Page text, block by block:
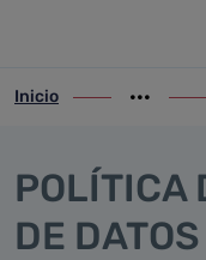
ir-a inicio
Inicio
ir-
POLÍTICA
DE